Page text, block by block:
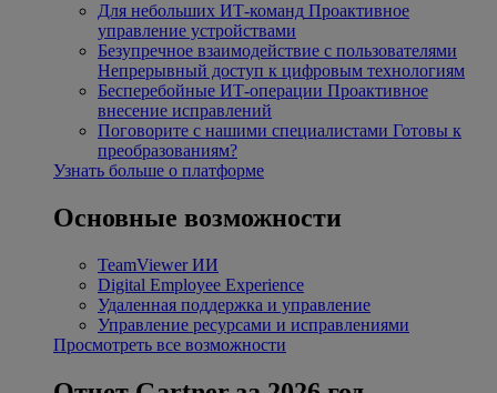
Для небольших ИТ-команд Проактивное
управление устройствами
Безупречное взаимодействие с пользователями
Непрерывный доступ к цифровым технологиям
Бесперебойные ИТ-операции Проактивное
внесение исправлений
Поговорите с нашими специалистами Готовы к
преобразованиям?
Узнать больше о платформе
Основные возможности
TeamViewer ИИ
Digital Employee Experience
Удаленная поддержка и управление
Управление ресурсами и исправлениями
Просмотреть все возможности